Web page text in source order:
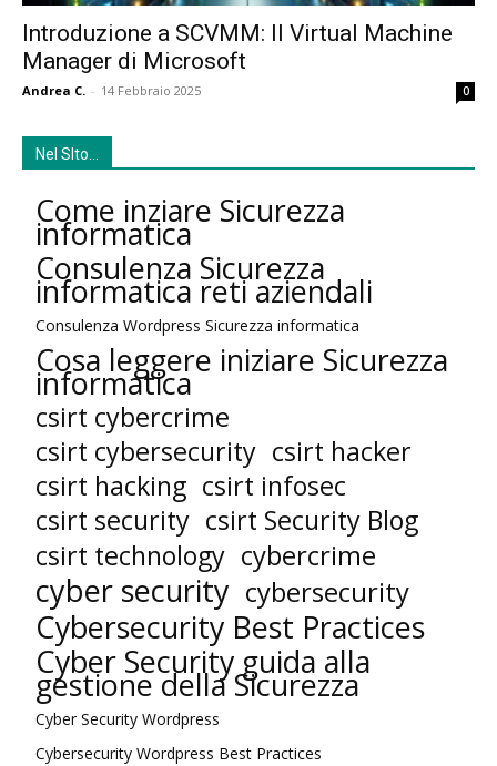
Introduzione a SCVMM: Il Virtual Machine
Manager di Microsoft
Andrea C. - 14 Febbraio 2025 0
Nel SIto…
Come inziare Sicurezza
informatica
Consulenza Sicurezza
informatica reti aziendali
Consulenza Wordpress Sicurezza informatica
Cosa leggere iniziare Sicurezza
informatica
csirt cybercrime
csirt cybersecurity csirt hacker
csirt hacking csirt infosec
csirt security csirt Security Blog
csirt technology cybercrime
cyber security cybersecurity
Cybersecurity Best Practices
Cyber Security guida alla
gestione della Sicurezza
Cyber Security Wordpress
Cybersecurity Wordpress Best Practices